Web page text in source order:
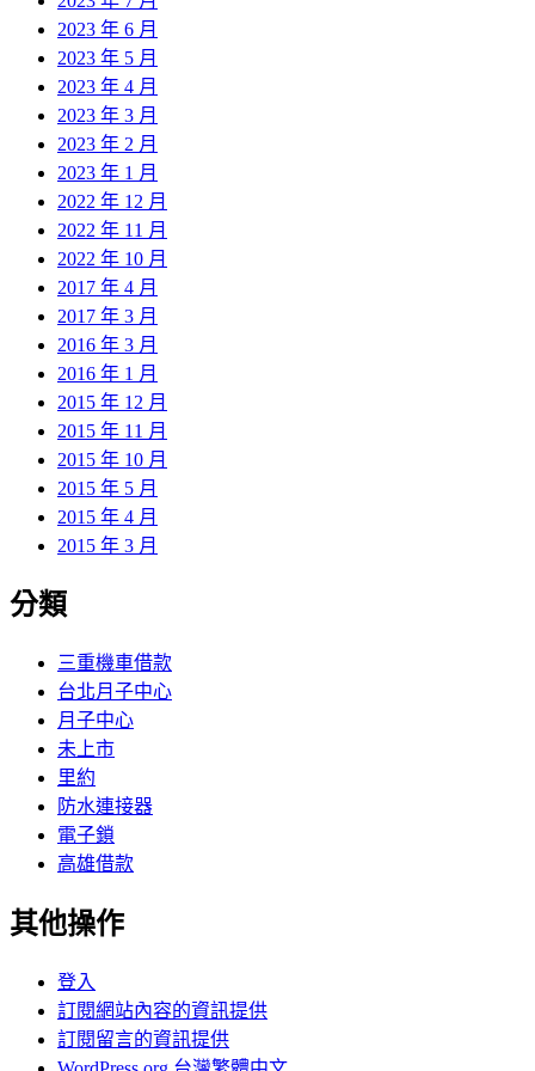
2023 年 6 月
2023 年 5 月
2023 年 4 月
2023 年 3 月
2023 年 2 月
2023 年 1 月
2022 年 12 月
2022 年 11 月
2022 年 10 月
2017 年 4 月
2017 年 3 月
2016 年 3 月
2016 年 1 月
2015 年 12 月
2015 年 11 月
2015 年 10 月
2015 年 5 月
2015 年 4 月
2015 年 3 月
分類
三重機車借款
台北月子中心
月子中心
未上市
里約
防水連接器
電子鎖
高雄借款
其他操作
登入
訂閱網站內容的資訊提供
訂閱留言的資訊提供